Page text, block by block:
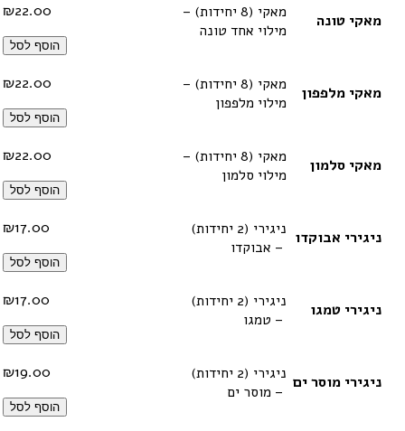
מאקי טונה
מאקי (8 יחידות) –
מילוי אחד טונה
₪22.00
הוסף לסל
מאקי מלפפון
מאקי (8 יחידות) –
מילוי מלפפון
₪22.00
הוסף לסל
מאקי סלמון
מאקי (8 יחידות) –
מילוי סלמון
₪22.00
הוסף לסל
ניגירי אבוקדו
ניגירי (2 יחידות)
– אבוקדו
₪17.00
הוסף לסל
ניגירי טמגו
ניגירי (2 יחידות)
– טמגו
₪17.00
הוסף לסל
ניגירי מוסר ים
ניגירי (2 יחידות)
– מוסר ים
₪19.00
הוסף לסל